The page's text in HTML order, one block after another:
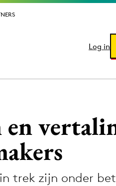
Log in
Log in
trek zijn onder